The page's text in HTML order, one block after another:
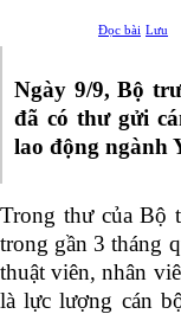
Đọc bài Lưu
Ngày 9/9, Bộ
đã có thư gửi
lao động ngành
Trong thư của Bộ
trong gần 3 tháng
thuật viên, nhân
là lực lượng cán